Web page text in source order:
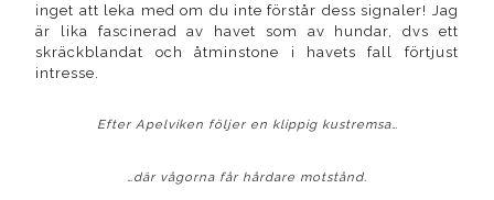
inget att leka med om du inte förstår dess signaler! Jag
är lika fascinerad av havet som av hundar, dvs ett
skräckblandat och åtminstone i havets fall förtjust
intresse.
Efter Apelviken följer en klippig kustremsa…
…där vågorna får hårdare motstånd.